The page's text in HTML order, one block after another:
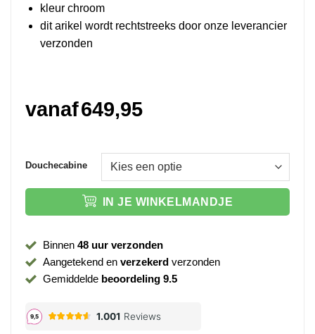
kleur chroom
dit arikel wordt rechtstreeks door onze leverancier
verzonden
vanaf649,95
Douchecabine
IN JE WINKELMANDJE
Binnen 48 uur verzonden
Aangetekend en verzekerdverzonden
Gemiddelde beoordeling 9.5